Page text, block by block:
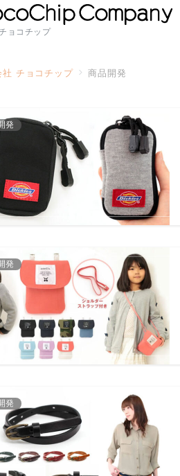
ョコチップ
社 チョコチップ 商品開発
発
発
発